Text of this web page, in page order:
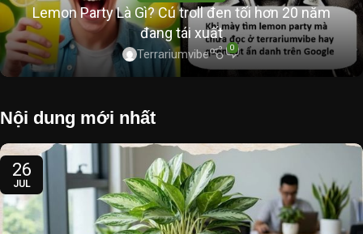
Lemon Party Là Gì? Cú troll đen tối hơn 20 năm
đang tái xuất
Terrariumvibe 0
Nội dung mới nhất
26
JUL